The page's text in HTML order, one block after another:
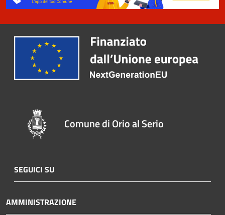
Comune di Orio al Serio
SEGUICI SU
AMMINISTRAZIONE